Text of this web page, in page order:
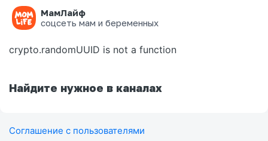
МамЛайф
соцсеть мам и беременных
Ошибка на странице
crypto.randomUUID is not a function
Найдите нужное в каналах
Соглашение с пользователями